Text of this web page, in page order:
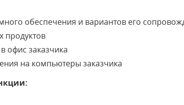
обеспечения и вариантов его
офис заказчика
на компьютеры заказчика